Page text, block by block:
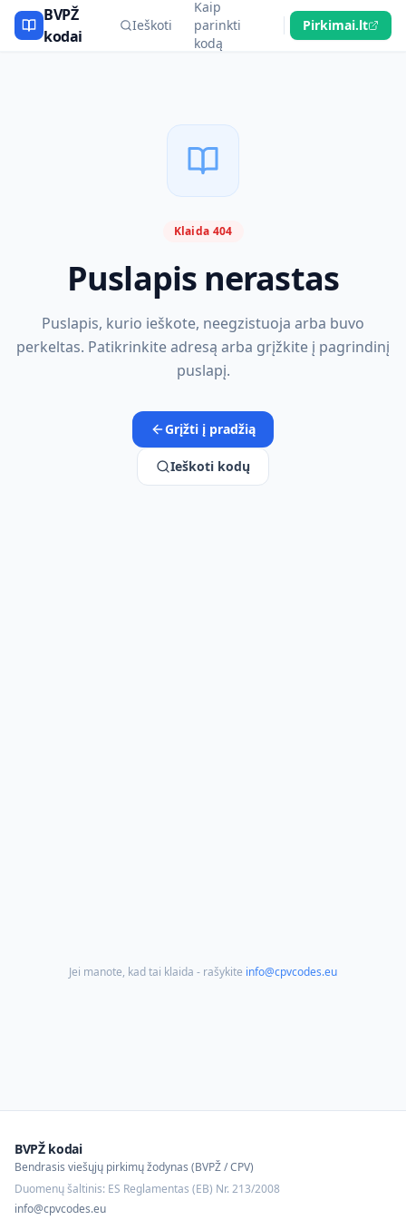
BVPŽ
kodai
Ieškoti
Kaip
parinkti
kodą
Pirkimai.lt
Klaida 404
Puslapis nerastas
Puslapis, kurio ieškote, neegzistuoja arba buvo
perkeltas. Patikrinkite adresą arba grįžkite į pagrindinį
puslapį.
Grįžti į pradžią
Ieškoti kodų
Jei manote, kad tai klaida - rašykite info@cpvcodes.eu
BVPŽ kodai
Bendrasis viešųjų pirkimų žodynas (BVPŽ / CPV)
Duomenų šaltinis: ES Reglamentas (EB) Nr. 213/2008
info@cpvcodes.eu